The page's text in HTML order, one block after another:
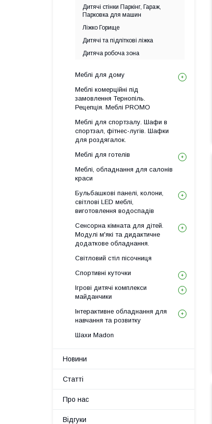
Дитячі стінки Паркінг, Гараж,
Парковка для машин
Ліжко Горище
Дитячі та підліткові ліжка
Дитяча робоча зона
Меблі для дому
Меблі комерційні під
замовлення Тернопіль.
Рецепція. Меблі PROMO
Меблі для спортзалу. Шафи в
спортзал, фітнес-лугів. Шафки
для роздягалок.
Меблі для готелів
Меблі, обладнання для салонів
краси
Бульбашкові панелі, колони,
світлові LED меблі,
виготовлення водоспадів
Сенсорна кімната для дітей.
Модулі м'які та дидактичне
додаткове обладнання.
Світловий стіл пісочниця
Спортивні куточки
Ігрові дитячі комплекси
майданчики
Інтерактивне обладнання для
навчання та розвитку
Шахи Madon
Новини
Статті
Про нас
Відгуки